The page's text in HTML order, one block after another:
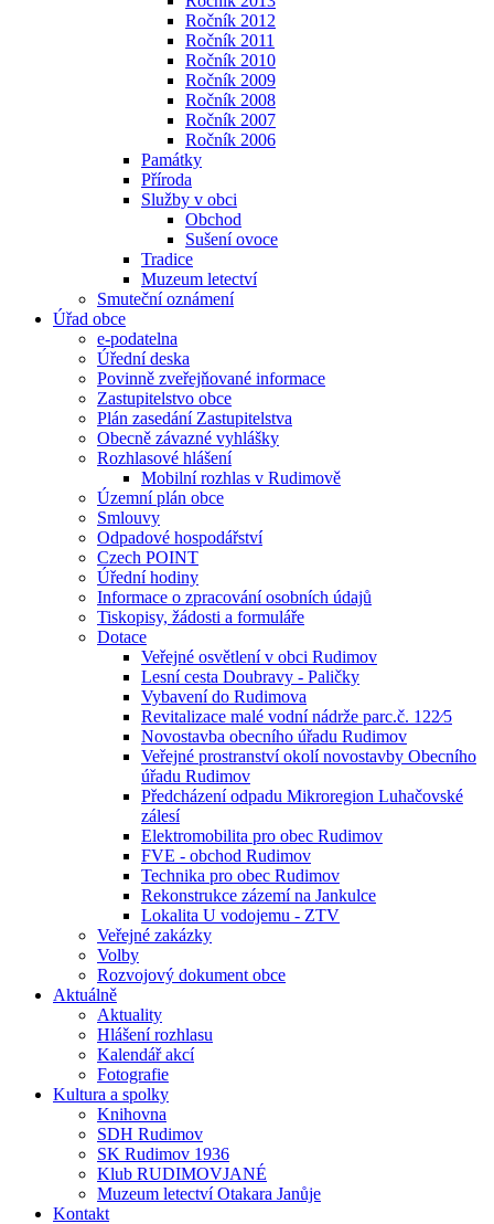
Ročník 2012
Ročník 2011
Ročník 2010
Ročník 2009
Ročník 2008
Ročník 2007
Ročník 2006
Památky
Příroda
Služby v obci
Obchod
Sušení ovoce
Tradice
Muzeum letectví
Smuteční oznámení
Úřad obce
e-podatelna
Úřední deska
Povinně zveřejňované informace
Zastupitelstvo obce
Plán zasedání Zastupitelstva
Obecně závazné vyhlášky
Rozhlasové hlášení
Mobilní rozhlas v Rudimově
Územní plán obce
Smlouvy
Odpadové hospodářství
Czech POINT
Úřední hodiny
Informace o zpracování osobních údajů
Tiskopisy, žádosti a formuláře
Dotace
Veřejné osvětlení v obci Rudimov
Lesní cesta Doubravy - Paličky
Vybavení do Rudimova
Revitalizace malé vodní nádrže parc.č. 122⁄5
Novostavba obecního úřadu Rudimov
Veřejné prostranství okolí novostavby Obecního
úřadu Rudimov
Předcházení odpadu Mikroregion Luhačovské
zálesí
Elektromobilita pro obec Rudimov
FVE - obchod Rudimov
Technika pro obec Rudimov
Rekonstrukce zázemí na Jankulce
Lokalita U vodojemu - ZTV
Veřejné zakázky
Volby
Rozvojový dokument obce
Aktuálně
Aktuality
Hlášení rozhlasu
Kalendář akcí
Fotografie
Kultura a spolky
Knihovna
SDH Rudimov
SK Rudimov 1936
Klub RUDIMOVJANÉ
Muzeum letectví Otakara Janůje
Kontakt